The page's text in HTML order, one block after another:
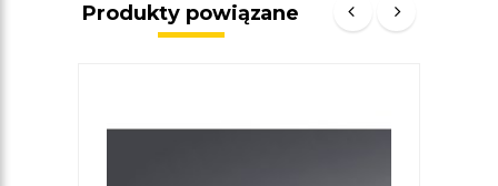
Produkty powiązane